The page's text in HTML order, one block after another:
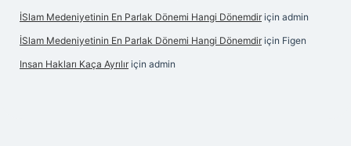
İSlam Medeniyetinin En Parlak Dönemi Hangi Dönemdir için admin
İSlam Medeniyetinin En Parlak Dönemi Hangi Dönemdir için Figen
Insan Hakları Kaça Ayrılır için admin